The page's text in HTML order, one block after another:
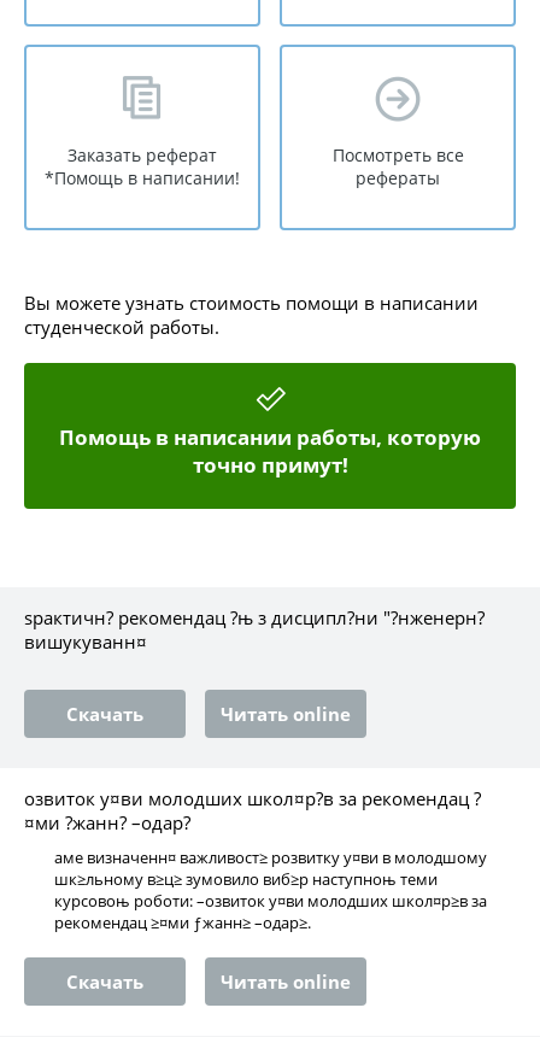
Заказать реферат
*Помощь в написании!
Посмотреть все
рефераты
Вы можете узнать стоимость помощи в написании
студенческой работы.
Помощь в написании работы, которую
точно примут!
ѕрактичн? рекомендац ?њ з дисципл?ни "?нженерн?
вишукуванн¤
Скачать Читать online
озвиток у¤ви молодших школ¤р?в за рекомендац ?
¤ми ?жанн? –одар?
аме визначенн¤ важливост≥ розвитку у¤ви в молодшому
шк≥льному в≥ц≥ зумовило виб≥р наступноњ теми
курсовоњ роботи: –озвиток у¤ви молодших школ¤р≥в за
рекомендац ≥¤ми ƒжанн≥ –одар≥.
Скачать Читать online